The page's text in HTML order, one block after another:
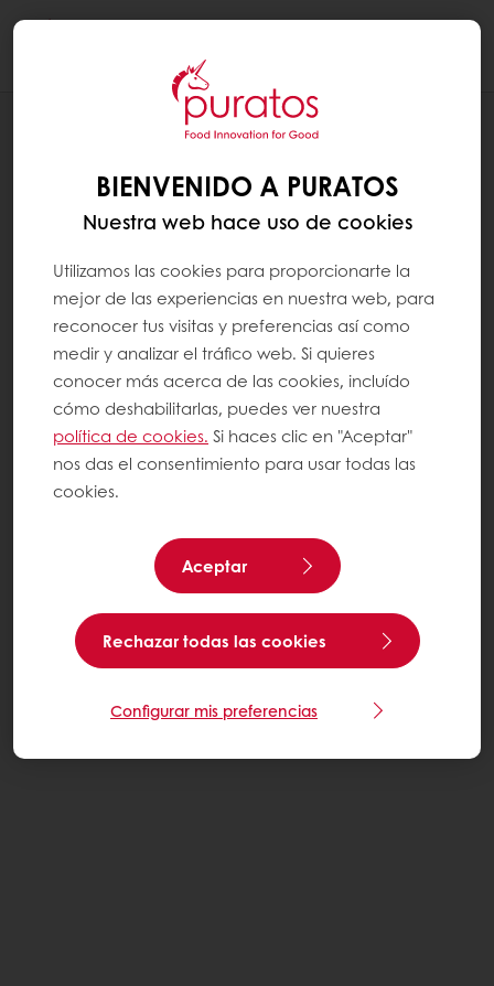
COVID-19: RETAIL Y FAST FOOD
BIENVENIDO A PURATOS
Nuestra web hace uso de cookies
Utilizamos las cookies para proporcionarte la
mejor de las experiencias en nuestra web, para
reconocer tus visitas y preferencias así como
medir y analizar el tráfico web. Si quieres
conocer más acerca de las cookies, incluído
cómo deshabilitarlas, puedes ver nuestra
política de cookies. Si haces clic en "Aceptar"
nos das el consentimiento para usar todas las
cookies.
Aceptar
Rechazar todas las cookies
Configurar mis preferencias